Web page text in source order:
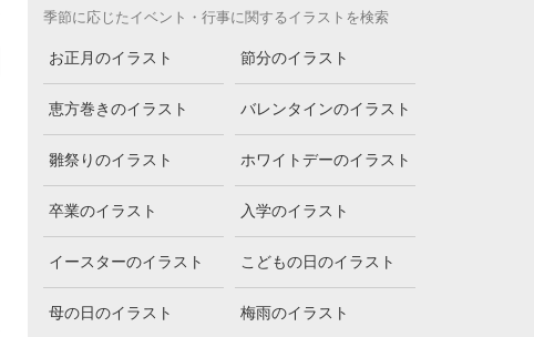
季節に応じたイベント・行事に関するイラストを検索
お正月のイラスト 節分のイラスト
恵方巻きのイラスト バレンタインのイラスト
雛祭りのイラスト ホワイトデーのイラスト
卒業のイラスト 入学のイラスト
イースターのイラスト こどもの日のイラスト
母の日のイラスト 梅雨のイラスト